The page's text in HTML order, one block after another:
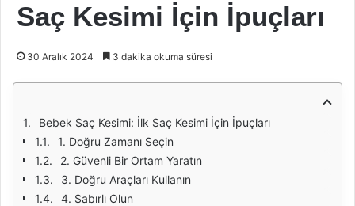
Saç Kesimi İçin İpuçları
30 Aralık 2024 3 dakika okuma süresi
Bebek Saç Kesimi: İlk Saç Kesimi İçin İpuçları
1. Doğru Zamanı Seçin
2. Güvenli Bir Ortam Yaratın
3. Doğru Araçları Kullanın
4. Sabırlı Olun